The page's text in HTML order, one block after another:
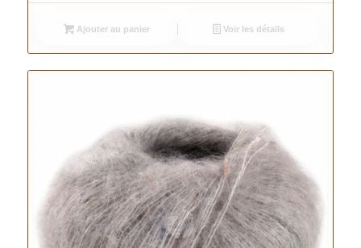
Ajouter au panier Voir les détails